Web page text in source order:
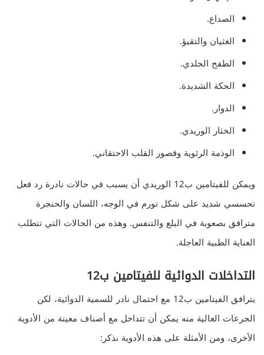
الصداع.
الغثيان والتقيؤ.
الطفح الجلدي.
الحكة الشديدة.
الدوار.
الخثار الوريدي.
الوذمة الرئوية وقصور القلب الاحتقاني.
ويمكن للفيتامين ب12 الوريدي أن يسبب في حالات نادرة رد فعل
تحسسي شديد على شكل تورم في الوجه، اللسان والحنجرة
مترافق بصعوبة في البلع والتنفس. وهذه من الحالات التي تتطلب
العناية الطبية العاجلة.
التداخلات الدوائية للفيتامين ب12
يترافق الفيتامين ب12 مع احتمال نادر للسمية الدوائية، لكن
الجرعات العالية منه يمكن أن تتداخل مع أصناف معينة من الأدوية
الأخرى، ومن الأمثلة على هذه الأدوية نذكر: